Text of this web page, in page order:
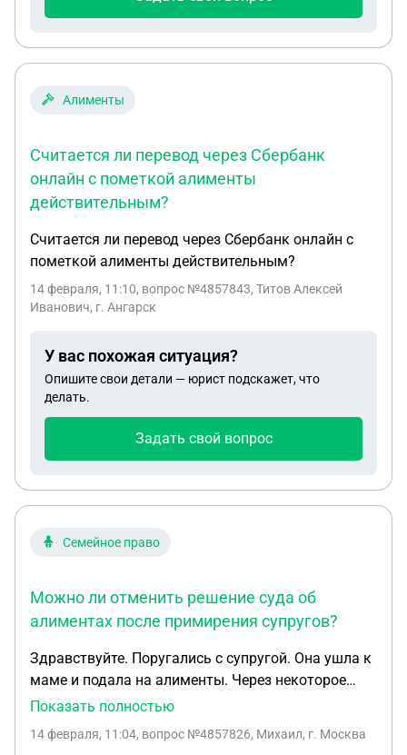
Алименты
Считается ли перевод через Сбербанк
онлайн с пометкой алименты
действительным?
Считается ли перевод через Сбербанк онлайн с
пометкой алименты действительным?
14 февраля, 11:10, вопрос №4857843, Титов Алексей
Иванович, г. Ангарск
У вас похожая ситуация?
Опишите свои детали — юрист подскажет, что
делать.
Задать свой вопрос
Семейное право
Можно ли отменить решение суда об
алиментах после примирения супругов?
Здравствуйте. Поругались с супругой. Она ушла к
маме и подала на алименты. Через некоторое
время мы помирились, и она вернулась. Суд
исполнительный лист. Я могу оспорить
Показать полностью
14 февраля, 11:04, вопрос №4857826, Михаил, г. Москва